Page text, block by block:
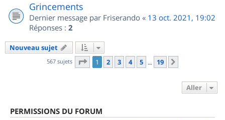
Grincements
Dernier message par Friserando « 13 oct. 2021, 19:02
Réponses : 2
Nouveau sujet
567 sujets Page 1sur
1 2 3 4 5 … 19
Aller
PERMISSIONS DU FORUM